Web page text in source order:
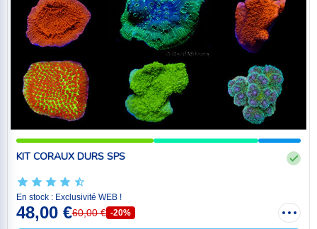
KIT CORAUX DURS SPS
En stock : Exclusivité WEB !
48,00 €60,00 € -20%